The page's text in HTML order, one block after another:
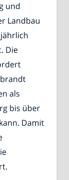
und
Landbau
Die
als
bis über
Damit